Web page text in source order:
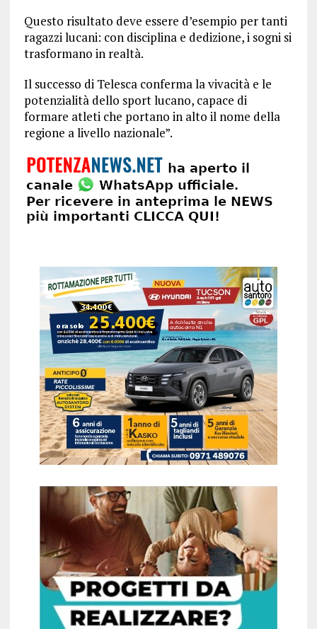
Questo risultato deve essere d’esempio per tanti
ragazzi lucani: con disciplina e dedizione, i sogni si
trasformano in realtà.
Il successo di Telesca conferma la vivacità e le
potenzialità dello sport lucano, capace di
formare atleti che portano in alto il nome della
regione a livello nazionale”.